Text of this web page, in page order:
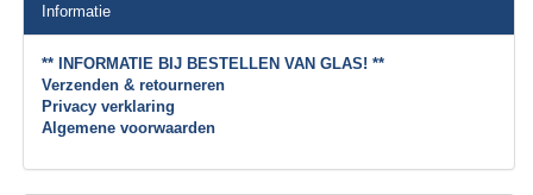
Informatie
** INFORMATIE BIJ BESTELLEN VAN GLAS! **
Verzenden & retourneren
Privacy verklaring
Algemene voorwaarden